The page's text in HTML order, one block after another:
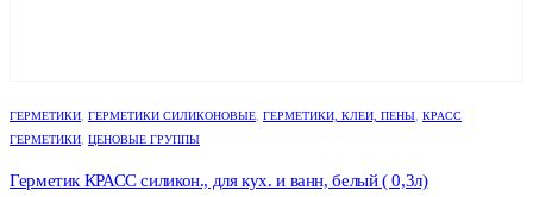
ГЕРМЕТИКИ, ГЕРМЕТИКИ СИЛИКОНОВЫЕ, ГЕРМЕТИКИ, КЛЕИ, ПЕНЫ, КРАСС
ГЕРМЕТИКИ, ЦЕНОВЫЕ ГРУППЫ
Герметик КРАСС силикон., для кух. и ванн, белый ( 0,3л)